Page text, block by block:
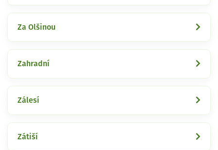
Za Olšinou
Zahradní
Zálesí
Zátiší